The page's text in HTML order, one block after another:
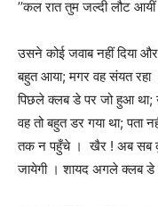
’’कल रात तुम जल्दी लौट आयीं
उसने कोई जवाब नहीं दिया
बहुत आया;मगर वह संयत रहा
पिछले क्लब डे पर जो हुआ था;
वह तो बहुत डर गया था;पता
तक न पहुँचे । खैर ! अब सब
जायेगी । शायद अगले क्लब